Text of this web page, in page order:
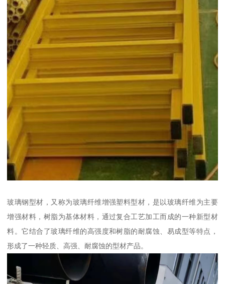
玻璃钢型材，又称为玻璃纤维增强塑料型材，是以玻璃纤维为主要
增强材料，树脂为基体材料，通过复合工艺加工而成的一种新型材
料。它结合了玻璃纤维的高强度和树脂的耐腐蚀、易成型等特点，
形成了一种轻质、高强、耐腐蚀的型材产品。